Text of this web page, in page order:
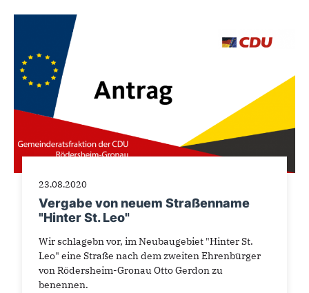
23.08.2020
Vergabe von neuem Straßenname
"Hinter St. Leo"
Wir schlagebn vor, im Neubaugebiet "Hinter St.
Leo" eine Straße nach dem zweiten Ehrenbürger
von Rödersheim-Gronau Otto Gerdon zu
benennen.